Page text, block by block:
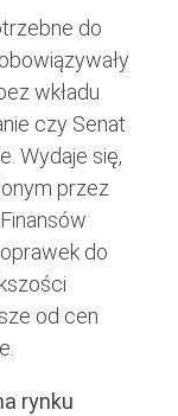
do
wkładu
czy Senat
Wydaje się,
przez
do
od cen
rynku